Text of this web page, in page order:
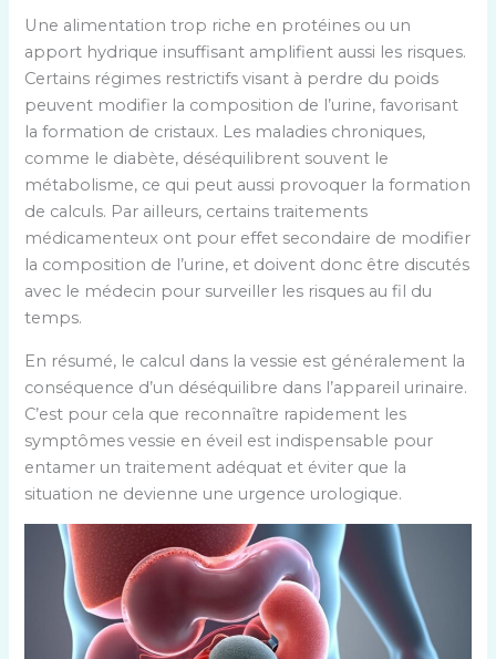
Une alimentation trop riche en protéines ou un
apport hydrique insuffisant amplifient aussi les risques.
Certains régimes restrictifs visant à perdre du poids
peuvent modifier la composition de l’urine, favorisant
la formation de cristaux. Les maladies chroniques,
comme le diabète, déséquilibrent souvent le
métabolisme, ce qui peut aussi provoquer la formation
de calculs. Par ailleurs, certains traitements
médicamenteux ont pour effet secondaire de modifier
la composition de l’urine, et doivent donc être discutés
avec le médecin pour surveiller les risques au fil du
temps.
En résumé, le calcul dans la vessie est généralement la
conséquence d’un déséquilibre dans l’appareil urinaire.
C’est pour cela que reconnaître rapidement les
symptômes vessie en éveil est indispensable pour
entamer un traitement adéquat et éviter que la
situation ne devienne une urgence urologique.